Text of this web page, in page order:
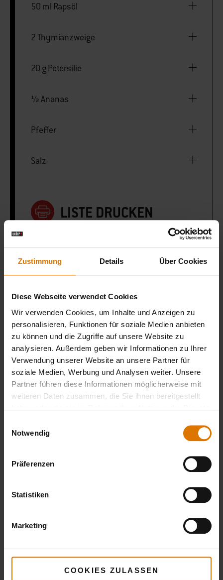
Zustimmung Details Über Cookies
Diese Webseite verwendet Cookies
Wir verwenden Cookies, um Inhalte und Anzeigen zu
personalisieren, Funktionen für soziale Medien anbieten
zu können und die Zugriffe auf unsere Website zu
analysieren. Außerdem geben wir Informationen zu Ihrer
Verwendung unserer Website an unsere Partner für
soziale Medien, Werbung und Analysen weiter. Unsere
Partner führen diese Informationen möglicherweise mit
weiteren Daten zusammen, die Sie ihnen bereitgestellt
Notwendig
Präferenzen
Statistiken
Marketing
COOKIES ZULASSEN
50 ml Rapsöl
2 Thymianzweige
20 g Petersilie
½ Ananas
Pfeffer
Salz
LISTE DRUCKEN
Sei perfekt vorbereitet
Empfohlenes Zubehör